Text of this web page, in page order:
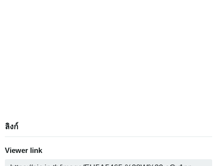
ลิงก์
Viewer link